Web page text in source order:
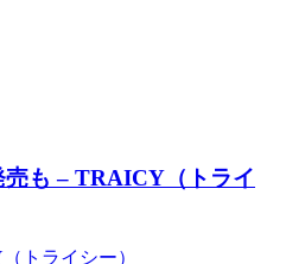
も – TRAICY（トライ
トライシー）